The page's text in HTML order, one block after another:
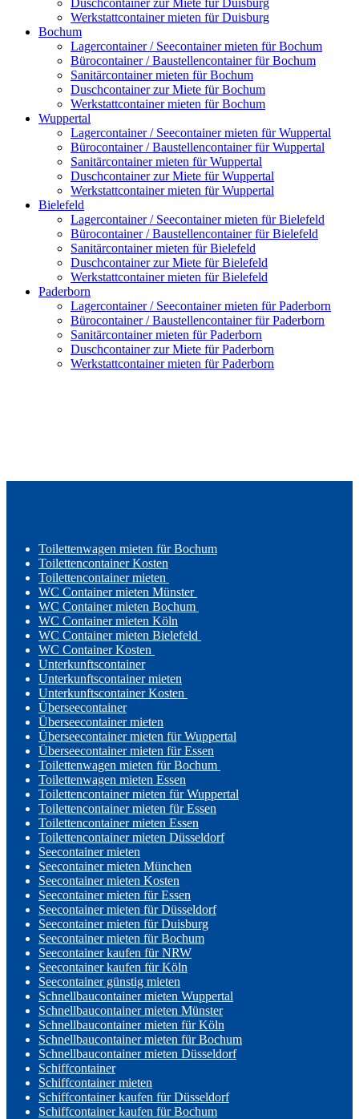
Werkstattcontainer mieten für Duisburg
Bochum
Lagercontainer / Seecontainer mieten für Bochum
Bürocontainer / Baustellencontainer für Bochum
Sanitärcontainer mieten für Bochum
Duschcontainer zur Miete für Bochum
Werkstattcontainer mieten für Bochum
Wuppertal
Lagercontainer / Seecontainer mieten für Wuppertal
Bürocontainer / Baustellencontainer für Wuppertal
Sanitärcontainer mieten für Wuppertal
Duschcontainer zur Miete für Wuppertal
Werkstattcontainer mieten für Wuppertal
Bielefeld
Lagercontainer / Seecontainer mieten für Bielefeld
Bürocontainer / Baustellencontainer für Bielefeld
Sanitärcontainer mieten für Bielefeld
Duschcontainer zur Miete für Bielefeld
Werkstattcontainer mieten für Bielefeld
Paderborn
Lagercontainer / Seecontainer mieten für Paderborn
Bürocontainer / Baustellencontainer für Paderborn
Sanitärcontainer mieten für Paderborn
Duschcontainer zur Miete für Paderborn
Werkstattcontainer mieten für Paderborn
Toilettenwagen mieten für Bochum
Toilettencontainer Kosten
Toilettencontainer mieten
WC Container mieten Münster
WC Container mieten Bochum
WC Container mieten Köln
WC Container mieten Bielefeld
WC Container Kosten
Unterkunftscontainer
Unterkunftscontainer mieten
Unterkunftscontainer Kosten
Überseecontainer
Überseecontainer mieten
Überseecontainer mieten für Wuppertal
Überseecontainer mieten für Essen
Toilettenwagen mieten für Bochum
Toilettenwagen mieten Essen
Toilettencontainer mieten für Wuppertal
Toilettencontainer mieten für Essen
Toilettencontainer mieten Essen
Toilettencontainer mieten Düsseldorf
Seecontainer mieten
Seecontainer mieten München
Seecontainer mieten Kosten
Seecontainer mieten für Essen
Seecontainer mieten für Düsseldorf
Seecontainer mieten für Duisburg
Seecontainer mieten für Bochum
Seecontainer kaufen für NRW
Seecontainer kaufen für Köln
Seecontainer günstig mieten
Schnellbaucontainer mieten Wuppertal
Schnellbaucontainer mieten Münster
Schnellbaucontainer mieten für Köln
Schnellbaucontainer mieten für Bochum
Schnellbaucontainer mieten Düsseldorf
Schiffcontainer
Schiffcontainer mieten
Schiffcontainer kaufen für Düsseldorf
Schiffcontainer kaufen für Bochum